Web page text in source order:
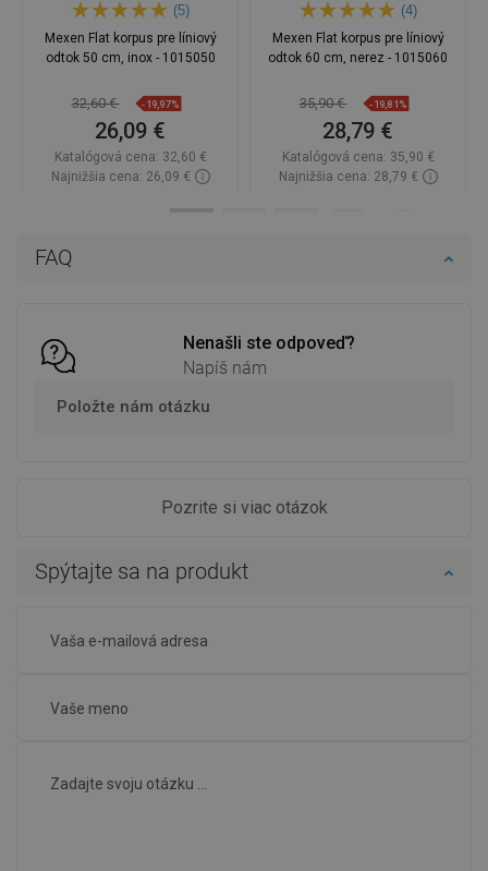
FAQ
Nenašli ste odpoveď?
Napíš nám
Položte nám otázku
Pozrite si viac otázok
Spýtajte sa na produkt
(5)
Mexen Flat korpus pre líniový
odtok 50 cm, inox - 1015050
32,60 € -19,97%
26,09 €
Katalógová cena: 32,60 €
Najnižšia cena: 26,09 €
(4)
Mexen Flat korpus pre líniový
odtok 60 cm, nerez - 1015060
35,90 € -19,81%
28,79 €
Katalógová cena: 35,90 €
Najnižšia cena: 28,79 €